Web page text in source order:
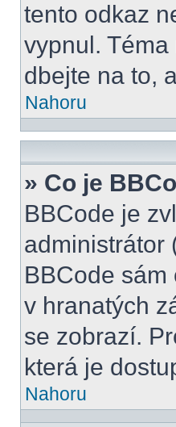
tento odkaz
vypnul. Téma
dbejte na to,
Nahoru
» Co je
BBCode je
administrátor
BBCode
v hranatých
se zobrazí.
která je
Nahoru